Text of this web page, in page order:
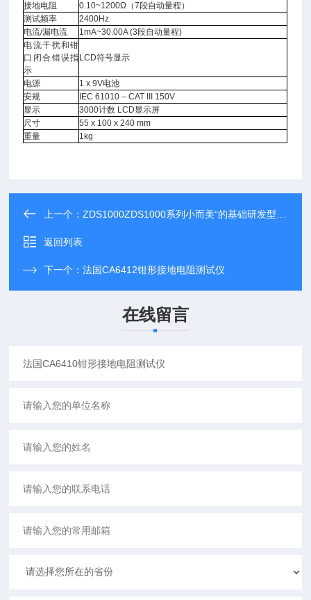
接地电阻
0.10~1200Ω （7段自动量程）
测试频率
2400Hz
电流/漏电流 1mA~30.00A (3段自动量程)
电流干扰和钳
口闭合错误指
示
LCD符号显示
电源 1 x 9V电池
安规
IEC 61010 – CAT III 150V
显示
3000计数 LCD显示屏
尺寸
55 x 100 x 240 mm
重量
1kg
上一个：ZDS1000ZDS1000系列小而美“的基础研发型示波器
返回列表
下一个：法国CA6412钳形接地电阻测试仪
在线留言